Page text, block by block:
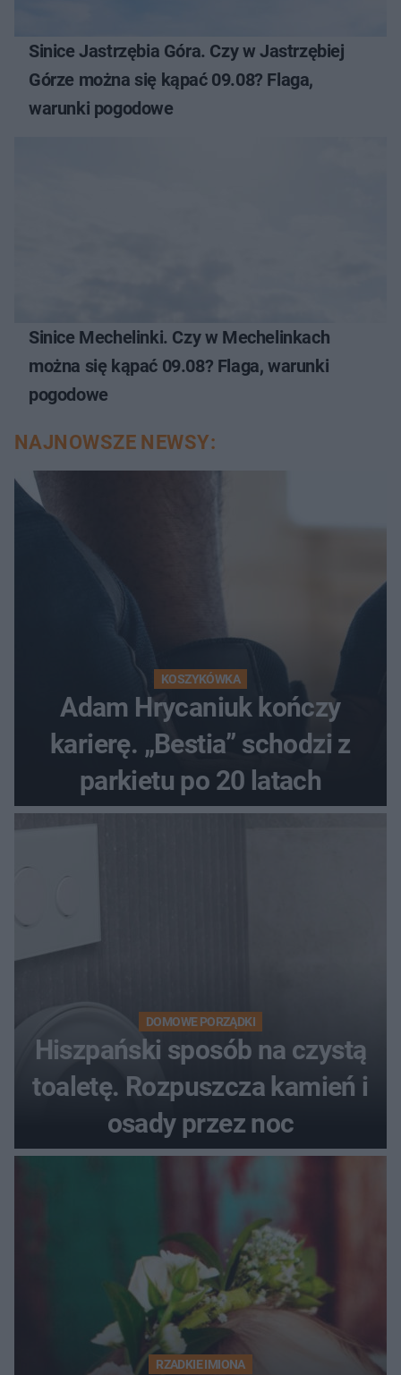
Sinice Jastrzębia Góra. Czy w Jastrzębiej
Górze można się kąpać 09.08? Flaga,
warunki pogodowe
Sinice Mechelinki. Czy w Mechelinkach
można się kąpać 09.08? Flaga, warunki
pogodowe
NAJNOWSZE NEWSY:
KOSZYKÓWKA
Adam Hrycaniuk kończy
karierę. „Bestia” schodzi z
parkietu po 20 latach
DOMOWE PORZĄDKI
Hiszpański sposób na czystą
toaletę. Rozpuszcza kamień i
osady przez noc
RZADKIE IMIONA